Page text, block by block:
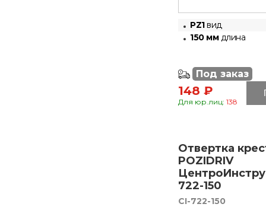
PZ1вид
150 ммдлина
Под заказ
148 ₽
Для юр.лиц: 138
Отвертка
POZIDRIV
722-150
CI-722-150